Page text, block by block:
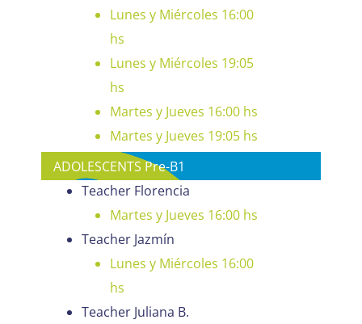
Lunes y Miércoles 16:00
hs
Lunes y Miércoles 19:05
hs
Martes y Jueves 16:00 hs
Martes y Jueves 19:05 hs
ADOLESCENTS Pre-B1
Teacher Florencia
Martes y Jueves 16:00 hs
Teacher Jazmín
Lunes y Miércoles 16:00
hs
Teacher Juliana B.